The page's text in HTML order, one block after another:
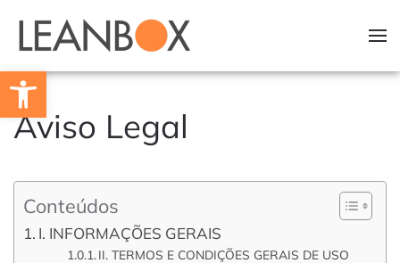
Barra de Ferramentas Aberta
Skip to main content
Aviso Legal
Conteúdos
I. INFORMAÇÕES GERAIS
II. TERMOS E CONDIÇÕES GERAIS DE USO